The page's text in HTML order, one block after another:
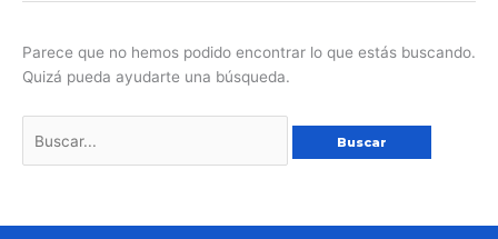
Parece que no hemos podido encontrar lo que estás buscando.
Quizá pueda ayudarte una búsqueda.